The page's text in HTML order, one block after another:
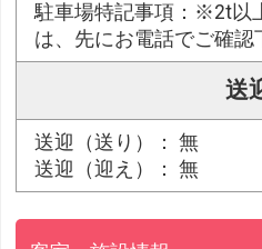
駐車場特記事項：※2t以
は、先にお電話でご確認
送
送迎（送り）： 無
送迎（迎え）： 無